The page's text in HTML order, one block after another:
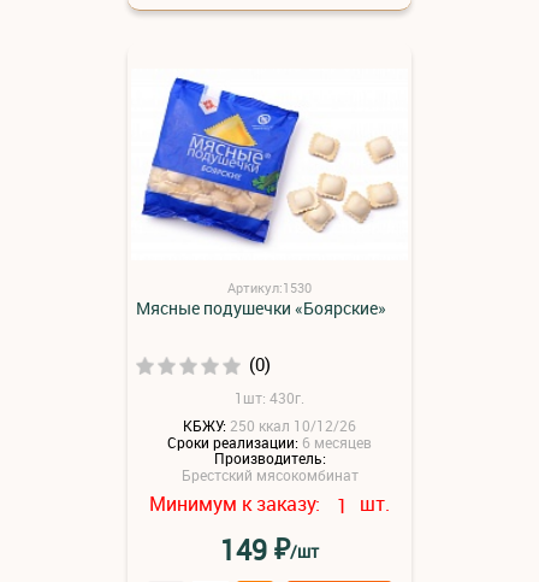
Артикул:1530
Мясные подушечки «Боярские»
(0)
1шт: 430г.
КБЖУ: 250 ккал 10/12/26
Сроки реализации: 6 месяцев
Производитель:
Брестский мясокомбинат
Минимум к заказу: 1 шт.
149₽/шт